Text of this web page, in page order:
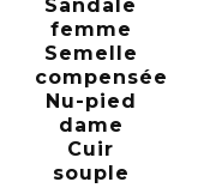
Sandale
femme
Semelle
compensée
Nu-pied
dame
Cuir
souple